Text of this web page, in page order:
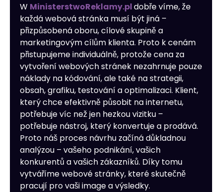
W MinisterstwoReklamy.pldobře víme, že
každá webová stránka musí být jiná –
přizpůsobená oboru, cílové skupině a
marketingovým cílům klienta. Proto k cenám
přistupujeme individuálně, protože cena za
vytvoření webových stránek nezahrnuje pouze
náklady na kódování, ale také na strategii,
obsah, grafiku, testování a optimalizaci. Klient,
který chce efektivně působit na internetu,
potřebuje víc než jen hezkou vizitku –
potřebuje nástroj, který konvertuje a prodává.
Proto náš proces návrhu začíná důkladnou
analýzou – vašeho podnikání, vašich
konkurentů a vašich zákazníků. Díky tomu
vytváříme webové stránky, které skutečně
pracují pro vaši image a výsledky.